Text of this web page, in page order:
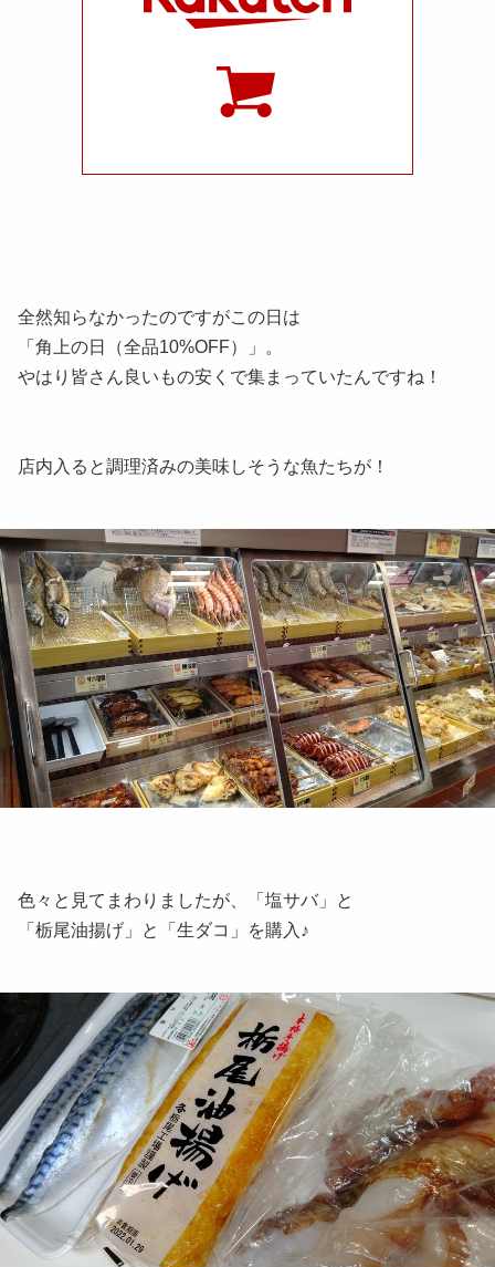
全然知らなかったのですがこの日は
「角上の日（全品10%OFF）」。
やはり皆さん良いもの安くで集まっていたんですね！
店内入ると調理済みの美味しそうな魚たちが！
色々と見てまわりましたが、「塩サバ」と
「栃尾油揚げ」と「生ダコ」を購入♪